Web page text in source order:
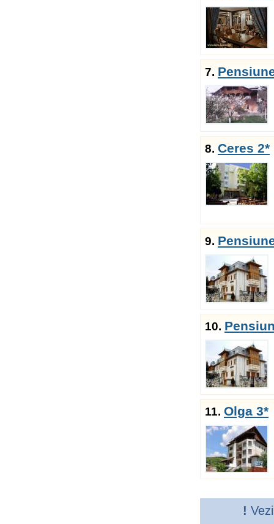
7.
8. Ceres 2*
9.
10.
11. Olga 3*
!